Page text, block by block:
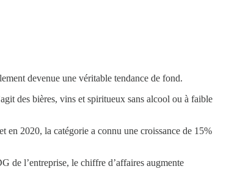
devenue une véritable tendance de fond.
des bières, vins et spiritueux sans alcool ou à faible
en 2020, la catégorie a connu une croissance de 15%
de l’entreprise, le chiffre d’affaires augmente